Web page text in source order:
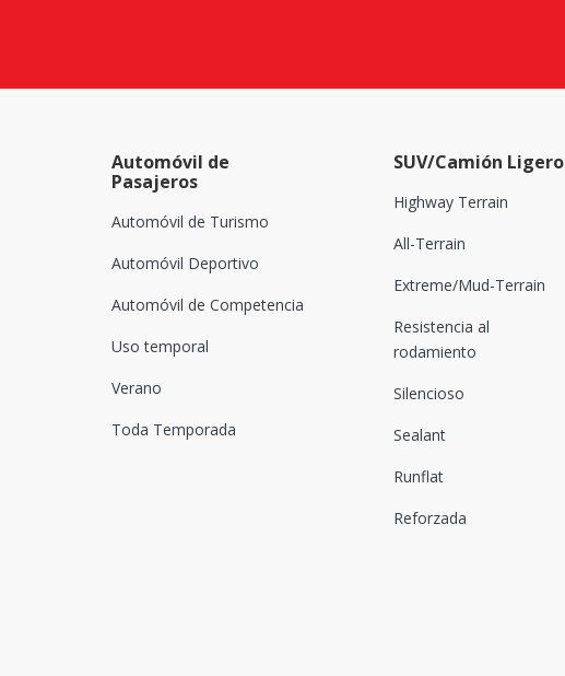
Automóvil de
Pasajeros
Automóvil de Turismo
Automóvil Deportivo
Automóvil de Competencia
Uso temporal
Verano
Toda Temporada
SUV/Camión Ligero
Highway Terrain
All-Terrain
Extreme/Mud-Terrain
Resistencia al
rodamiento
Silencioso
Sealant
Runflat
Reforzada